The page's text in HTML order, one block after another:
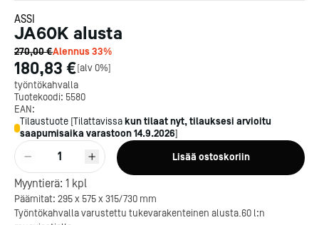
ASSI
JA60K alusta
270,00 €Alennus33%
180,83 €[alv 0%]
työntökahvalla
Tuotekoodi: 5580
EAN:
Tilaustuote [Tilattavissa kun tilaat nyt, tilauksesi arvioitu
saapumisaika varastoon14.9.2026]
1 Lisää ostoskoriin
Myyntierä: 1 kpl
Päämitat: 295 x 575 x 315/730 mm
Työntökahvalla varustettu tukevarakenteinen alusta.60 l:n